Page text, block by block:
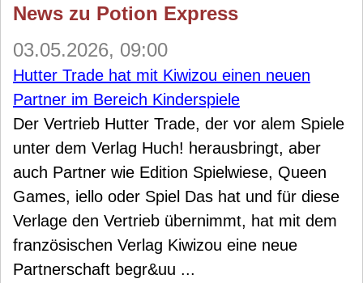
News zu Potion Express
03.05.2026, 09:00
Hutter Trade hat mit Kiwizou einen neuen
Partner im Bereich Kinderspiele
Der Vertrieb Hutter Trade, der vor alem Spiele
unter dem Verlag Huch! herausbringt, aber
auch Partner wie Edition Spielwiese, Queen
Games, iello oder Spiel Das hat und für diese
Verlage den Vertrieb übernimmt, hat mit dem
französischen Verlag Kiwizou eine neue
Partnerschaft begr&uu ...